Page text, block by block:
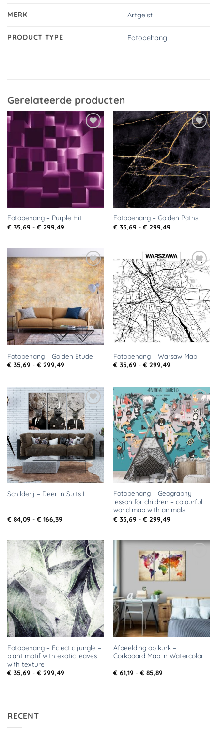
MERK Artgeist
PRODUCT TYPE Fotobehang
Gerelateerde producten
Toevoegen
verlanglijst
Fotobehang – Purple Hit
€ 35,69 - € 299,49Prijsklasse:
Toevoegen
aan
verlanglijst
Fotobehang – Golden Paths
€ 35,69 - € 299,49Prijsklasse:
Toevoegen
aan
verlanglijst
Fotobehang – Golden Etude
€ 35,69 - € 299,49Prijsklasse:
Toevoegen
aan
verlanglijst
Fotobehang – Warsaw Map
€ 35,69 - € 299,49Prijsklasse:
Toevoegen
aan
verlanglijst
Schilderij – Deer in Suits I
€ 84,09 - € 166,39Prijsklasse:
Toevoegen
aan
verlanglijst
Fotobehang – Geography
lesson for children – colourful
world map with animals
€ 35,69 - € 299,49Prijsklasse:
Toevoegen
aan
verlanglijst
Fotobehang – Eclectic jungle –
plant motif with exotic leaves
with texture
€ 35,69 - € 299,49Prijsklasse:
Toevoegen
verlanglijst
Afbeelding op kurk –
Corkboard Map in Watercolor
€ 61,19 - € 85,89Prijsklasse:
RECENT